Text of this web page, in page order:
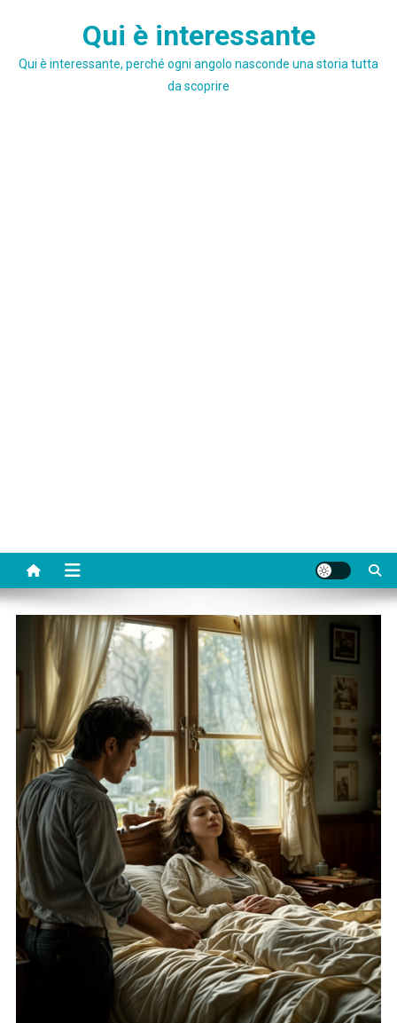
Qui è interessante
Qui è interessante, perché ogni angolo nasconde una storia tutta
da scoprire